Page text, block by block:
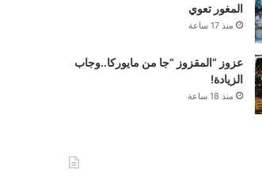
المغور تعوي
منذ 17 ساعة
عزوز “المقزوز “جا من مايوركا..وجاب
الزيادة!
منذ 18 ساعة